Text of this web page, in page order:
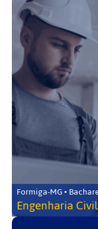
Formiga-MG •
Engenharia Civil